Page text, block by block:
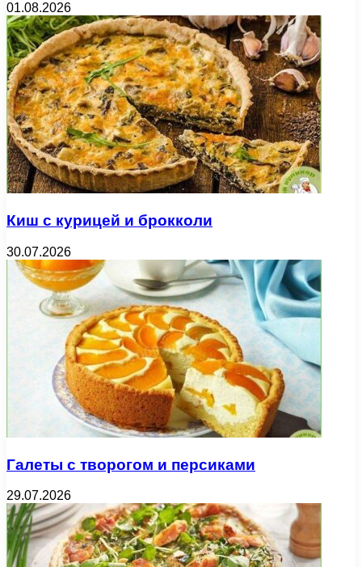
01.08.2026
Киш с курицей и брокколи
30.07.2026
Галеты с творогом и персиками
29.07.2026